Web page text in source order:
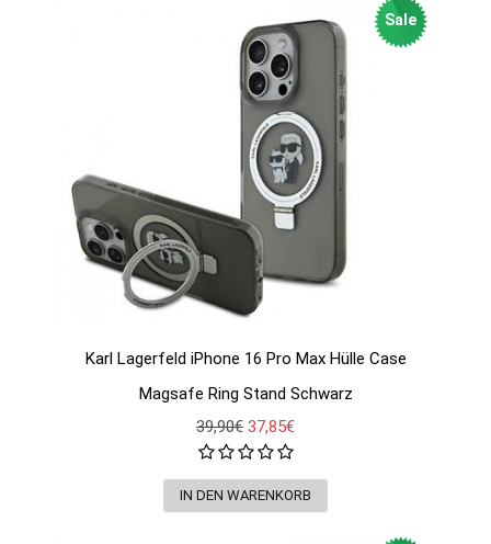
Sale
Karl Lagerfeld iPhone 16 Pro Max Hülle Case
Magsafe Ring Stand Schwarz
39,90€ 37,85€